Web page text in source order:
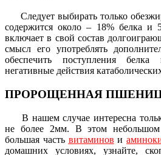
Следует выбирать только
содержится около – 18% белка и
включает в свой состав
смысл его употреблять
обеспечить поступления
негативные действия
ПРОРОЩЕННАЯ
В нашем случае интересна
не более 2мм. В этом небольшом
большая часть витаминов и
домашних условиях, узнайте,